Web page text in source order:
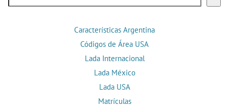
Características Argentina
Códigos de Área USA
Lada Internacional
Lada México
Lada USA
Matrículas